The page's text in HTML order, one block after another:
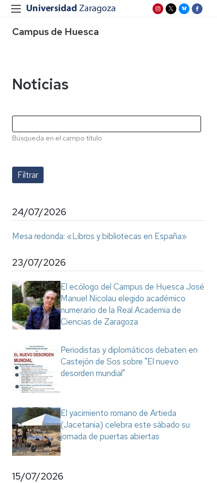
Campus de Huesca
Noticias
Búsqueda en el campo título
24/07/2026
Mesa redonda: «Libros y bibliotecas en España»
23/07/2026
El ecólogo del Campus de Huesca José
Manuel Nicolau elegido académico
numerario de la Real Academia de
Ciencias de Zaragoza
Periodistas y diplomáticos debaten en
Castejón de Sos sobre "El nuevo
desorden mundial"
El yacimiento romano de Artieda
(Jacetania) celebra este sábado su
jornada de puertas abiertas
15/07/2026